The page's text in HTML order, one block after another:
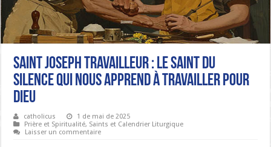
SAINT JOSEPH TRAVAILLEUR : LE SAINT DU
SILENCE QUI NOUS APPREND À TRAVAILLER POUR
DIEU
catholicus
1 de mai de 2025
Prière et Spiritualité, Saints et Calendrier Liturgique
Laisser un commentaire